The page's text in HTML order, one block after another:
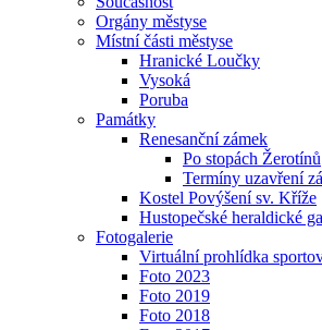
Orgány městyse
Místní části městyse
Hranické Loučky
Vysoká
Poruba
Památky
Renesanční zámek
Po stopách Žerotínů
Termíny uzavření
Kostel Povýšení sv. Kříže
Hustopečské heraldické
Fotogalerie
Virtuální prohlídka
Foto 2023
Foto 2019
Foto 2018